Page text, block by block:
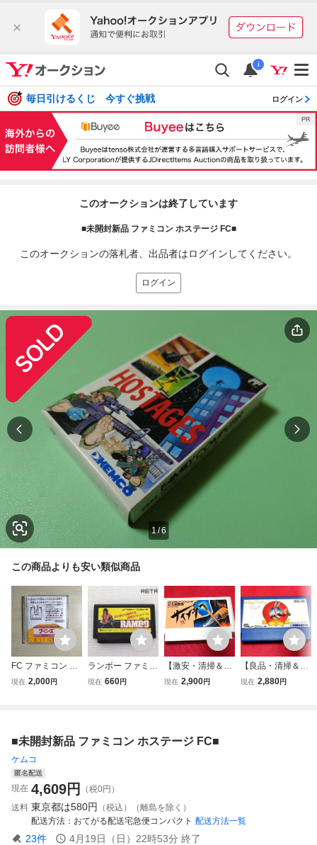
i
毎日引けるくじ 今すぐ挑戦 ログイン
このオークションは終了しています
■未開封新品 ファミコン ホステージ FC■
このオークションの落札者、出品者はログインしてください。
ログイン
1/6
この商品よりも安い類似商品
FC ファミコン デ
ィスクシステム デ
現在 2,000円
ランボー ファミコ
ン FC
現在 660円
【激安・清掃＆動
作確認済】FC フ
て・大量
現在 2,900円
【良品・清掃＆動
作確認済】FC フ
現在 2,880円
■未開封新品 ファミコン ホステージ FC■
ケムコ
匿名配送
現在 4,609円
（税0円）
送料 東京都は580円
（税込）（離島を除く）
配送方法
おてがる配送宅急便コンパクト 配送方法一覧
23件 4月19日（日）22時53分 終了